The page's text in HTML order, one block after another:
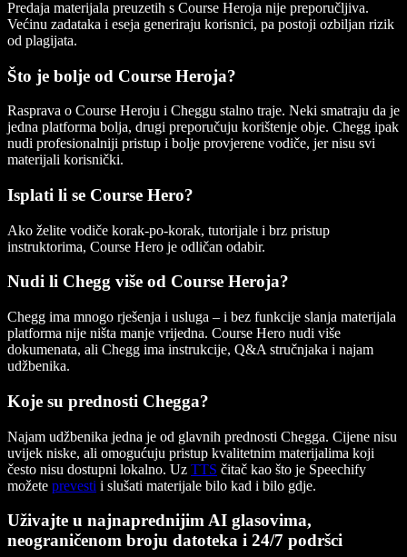
Predaja materijala preuzetih s Course Heroja nije preporučljiva.
Većinu zadataka i eseja generiraju korisnici, pa postoji ozbiljan rizik
od plagijata.
Što je bolje od Course Heroja?
Rasprava o Course Heroju i Cheggu stalno traje. Neki smatraju da je
jedna platforma bolja, drugi preporučuju korištenje obje. Chegg ipak
nudi profesionalniji pristup i bolje provjerene vodiče, jer nisu svi
materijali korisnički.
Isplati li se Course Hero?
Ako želite vodiče korak‑po‑korak, tutorijale i brz pristup
instruktorima, Course Hero je odličan odabir.
Nudi li Chegg više od Course Heroja?
Chegg ima mnogo rješenja i usluga – i bez funkcije slanja materijala
platforma nije ništa manje vrijedna. Course Hero nudi više
dokumenata, ali Chegg ima instrukcije, Q&A stručnjaka i najam
udžbenika.
Koje su prednosti Chegga?
Najam udžbenika jedna je od glavnih prednosti Chegga. Cijene nisu
uvijek niske, ali omogućuju pristup kvalitetnim materijalima koji
često nisu dostupni lokalno. Uz TTS čitač kao što je Speechify
možete prevesti i slušati materijale bilo kad i bilo gdje.
Uživajte u najnaprednijim AI glasovima,
neograničenom broju datoteka i 24/7 podršci